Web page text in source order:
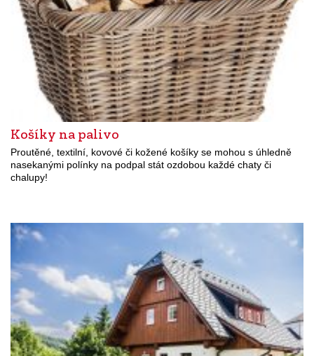
Košíky na palivo
Proutěné, textilní, kovové či kožené košíky se mohou s úhledně
nasekanými polínky na podpal stát ozdobou každé chaty či
chalupy!